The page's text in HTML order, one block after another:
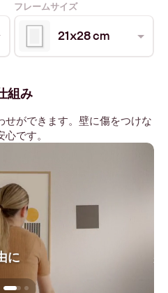
フレームサイズ
21x28 cm
組み
せができます。壁に傷をつけな
です。
に